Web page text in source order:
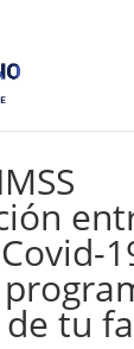
tu